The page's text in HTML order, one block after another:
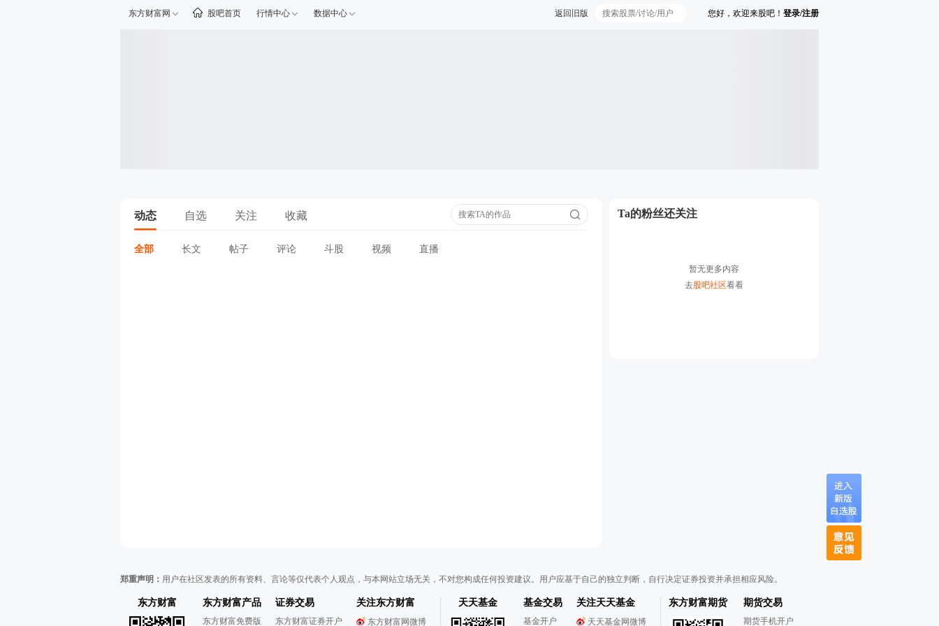
东方财富网 股吧首页 行情中心 数据中心 您好，欢迎来股吧！ 登录/注册
返回旧版
动态 自选 关注 收藏
全部 长文 帖子 评论 斗股 视频 直播
Ta的粉丝还关注
暂无更多内容
去股吧社区看看
郑重声明： 用户在社区发表的所有资料、言论等仅代表个人观点，与本网站立场无关，不对您构成任何投资建议。用户应基于自己的独立判断，自行决定证券投资并承担相应风险。
东方财富 东方财富产品
东方财富免费版
证券交易
东方财富证券开户
关注东方财富
东方财富网微博
天天基金 基金交易
基金开户
关注天天基金
天天基金网微博
东方财富期货 期货交易
期货手机开户